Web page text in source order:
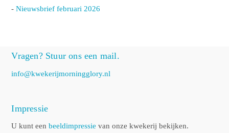
-Nieuwsbrief februari 2026
Vragen? Stuur ons een mail.
info@kwekerijmorningglory.nl
Impressie
U kunt eenbeeldimpressie van onze kwekerij bekijken.